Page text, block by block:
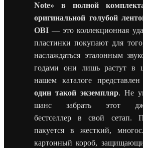
Note» в полной
оригинальной голубой
OBI — это коллекционная
пластинки покупают для
наслаждаться эталонным
годами они лишь растут в
нашем каталоге представлен
один такой экземпляр. Не
шанс забрать этот
бестселлер в свой сетап.
пакуется в жесткий,
картонный короб,